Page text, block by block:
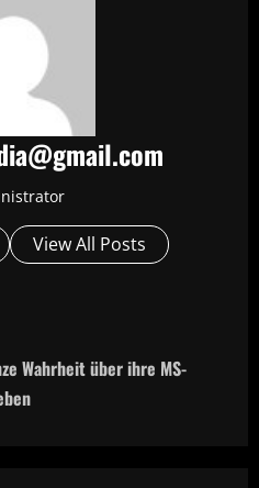
View All Posts
Wahrheit über ihre MS-